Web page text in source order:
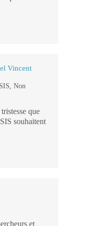
Vincent
,Non
que
souhaitent
et